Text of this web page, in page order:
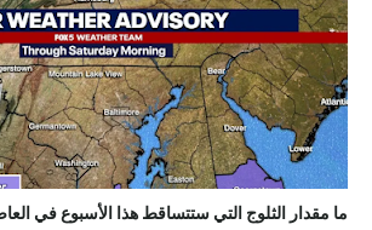
ما مقدار الثلوج التي ستتساقط هذا الأسبوع في